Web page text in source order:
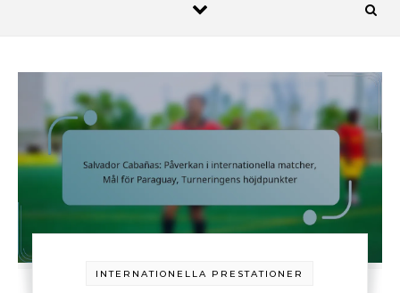
INTERNATIONELLA PRESTATIONER